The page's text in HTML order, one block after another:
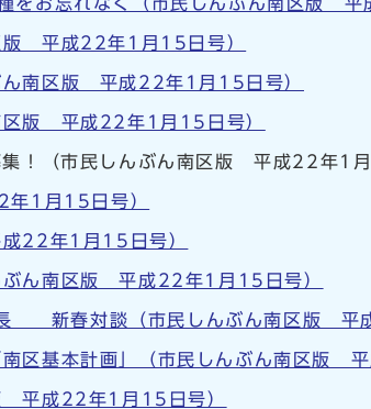
版 平成22年1月15日号）
南区版 平成22年1月15日号）
区版 平成22年1月15日号）
集！（市民しんぶん南区版 平成22年1
年1月15日号）
22年1月15日号）
ぶん南区版 平成22年1月15日号）
新春対談（市民しんぶん南区版 平
区基本計画」（市民しんぶん南区版
平成22年1月15日号）